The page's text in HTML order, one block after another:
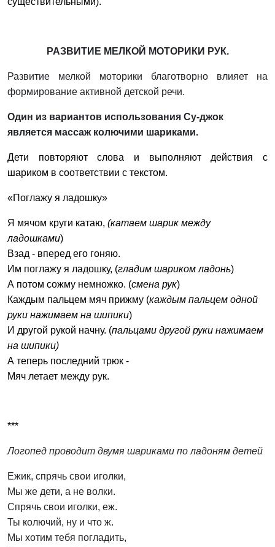
РАЗВИТИЕ МЕЛКОЙ МОТОРИКИ РУК.
Развитие мелкой моторики благотворно влияет на
формирование активной детской речи.
Один из вариантов использования Су-джок
является массаж колючими шариками.
Дети повторяют слова и выполняют действия с
шариком в соответствии с текстом.
«Поглажу я ладошку»
Я мячом круги катаю, (катаем шарик между
ладошками)
Взад - вперед его гоняю.
Им поглажу я ладошку, (гладим шариком ладонь)
А потом сожму немножко. (смена рук)
Каждым пальцем мяч прижму (каждым пальцем одной
руки нажимаем на шипики)
И другой рукой начну. (пальцами другой руки нажимаем
на шипики)
А теперь последний трюк -
Мяч летает между рук.
***
Логопед проводит двумя шариками по ладоням детей
Ежик, спрячь свои иголки,
Мы же дети, а не волки.
Спрячь свои иголки, еж.
Ты колючий, ну и что ж.
Мы хотим тебя погладить,